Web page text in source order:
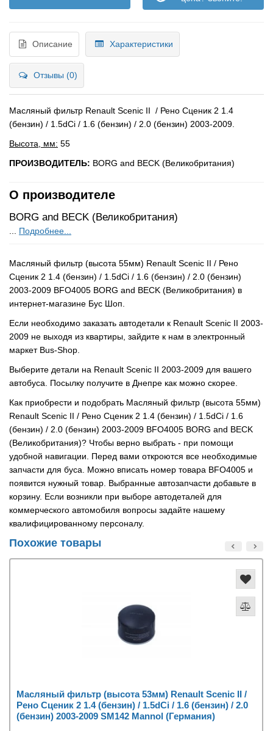
Описание Характеристики
Отзывы (0)
Масляный фильтр Renault Scenic II / Рено Сценик 2 1.4
(бензин) / 1.5dCi / 1.6 (бензин) / 2.0 (бензин) 2003-2009.
Высота, мм: 55
ПРОИЗВОДИТЕЛЬ: BORG and BECK (Великобритания)
О производителе
BORG and BECK (Великобритания)
Подробнее...
Масляный фильтр (высота 55мм) Renault Scenic II / Рено
Сценик 2 1.4 (бензин) / 1.5dCi / 1.6 (бензин) / 2.0 (бензин)
2003-2009 BFO4005 BORG and BECK (Великобритания) в
интернет-магазине Бус Шоп.
Если необходимо заказать автодетали к Renault Scenic II 2003-
2009 не выходя из квартиры, зайдите к нам в электронный
маркет Bus-Shop.
Выберите детали на Renault Scenic II 2003-2009 для вашего
автобуса. Посылку получите в Днепре как можно скорее.
Как приобрести и подобрать Масляный фильтр (высота 55мм)
Renault Scenic II / Рено Сценик 2 1.4 (бензин) / 1.5dCi / 1.6
(бензин) / 2.0 (бензин) 2003-2009 BFO4005 BORG and BECK
(Великобритания)? Чтобы верно выбрать - при помощи
удобной навигации. Перед вами откроются все необходимые
запчасти для буса. Можно вписать номер товара BFO4005 и
появится нужный товар. Выбранные автозапчасти добавьте в
корзину. Если возникли при выборе автодеталей для
коммерческого автомобиля вопросы задайте нашему
квалифицированному персоналу.
Похожие товары
Масляный фильтр (высота 53мм) Renault Scenic II /
Рено Сценик 2 1.4 (бензин) / 1.5dCi / 1.6 (бензин) / 2.0
(бензин) 2003-2009 SM142 Mannol (Германия)